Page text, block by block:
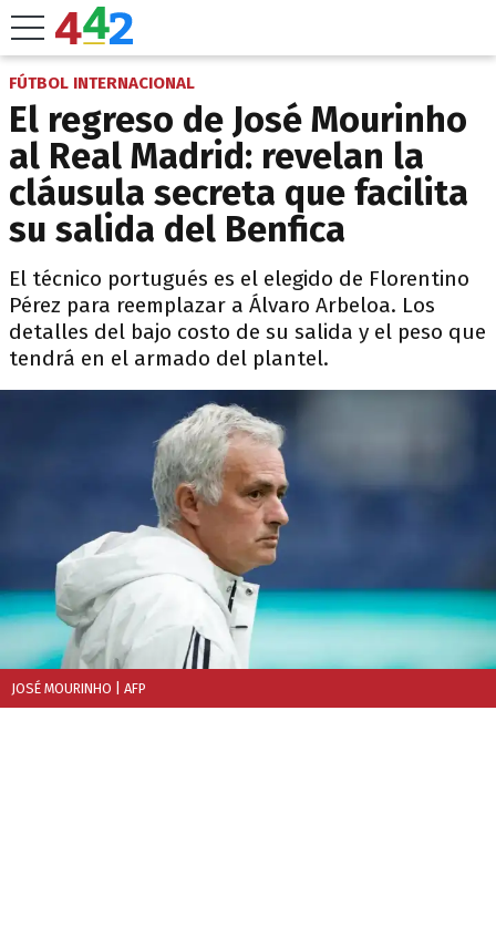
FÚTBOL INTERNACIONAL
El regreso de José Mourinho
al Real Madrid: revelan la
cláusula secreta que facilita
su salida del Benfica
El técnico portugués es el elegido de Florentino
Pérez para reemplazar a Álvaro Arbeloa. Los
detalles del bajo costo de su salida y el peso que
tendrá en el armado del plantel.
JOSÉ MOURINHO | AFP